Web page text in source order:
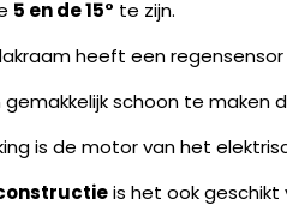
5 en de 15° te zijn.
heeft een
schoon te maken
is de motor van het
is het ook